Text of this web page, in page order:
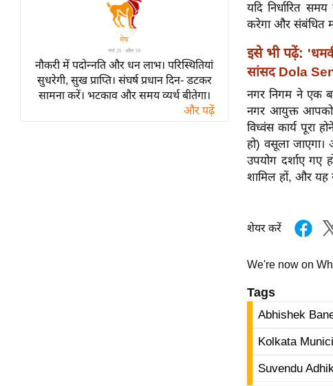
व्रत
त्योहार
राशिफल
विशेष
नौकरी में पदोन्नति और धन लाभ। परिस्थितियां
सुधरेगी, सुख प्राप्ति। संघर्ष प्रधान दिन- डटकर
सामना करें। भटकाव और समय व्यर्थ बीतेगा।
और पढ़ें
यदि निर्धारित
करेगा और संबंधित
इसे भी पढ़ें:
सांसद Dola
नगर निगम ने एक
नगर आयुक्त आपको
विध्वंस कार्य पूरा
हो) वसूला
उपयोग दर्शाए गए
शामिल हों, और यह
शेयर करें
We're now on
Tags
Abhishek
Kolkata
Suvendu